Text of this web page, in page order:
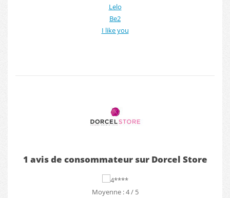
Lelo
Be2
I like you
1 avis de consommateur sur Dorcel Store
Moyenne : 4 / 5